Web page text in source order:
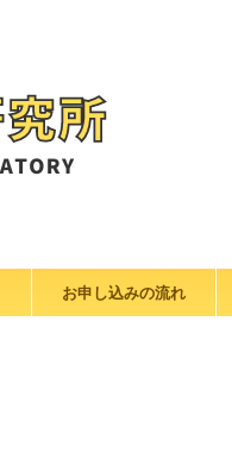
お申し込みの流れ